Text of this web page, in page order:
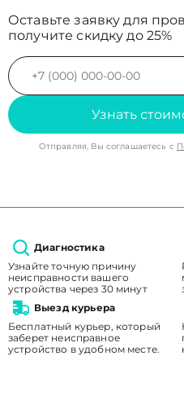
Оставьте заявку для
получите скидку до 25%
Узнать
Отправляя, Вы соглашаетесь с
Диагностика
Узнайте точную причину
неисправности вашего
устройства через 30 минут
Выезд курьера
Бесплатный курьер, который
заберет неисправное
устройство в удобном месте.